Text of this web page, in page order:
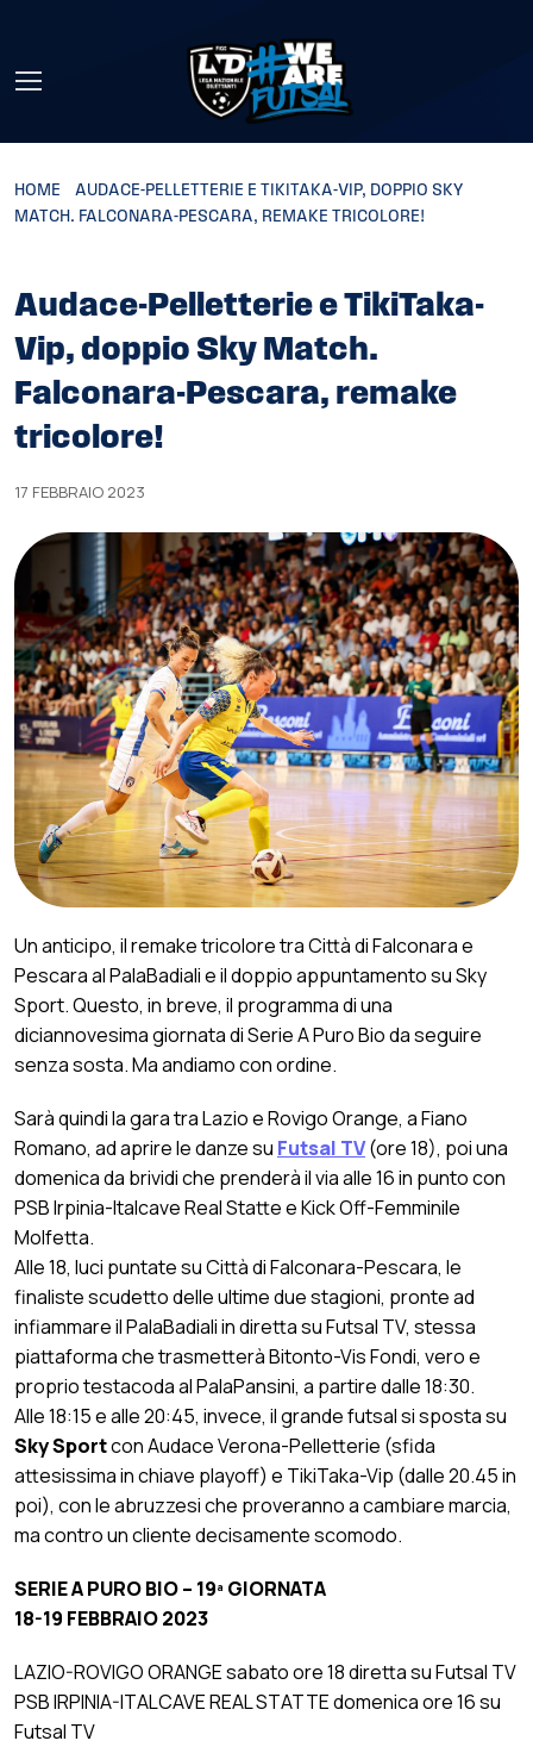
HOME
AUDACE-PELLETTERIE E TIKITAKA-VIP, DOPPIO SKY
MATCH. FALCONARA-PESCARA, REMAKE TRICOLORE!
Audace-Pelletterie e TikiTaka-
Vip, doppio Sky Match.
Falconara-Pescara, remake
tricolore!
17 FEBBRAIO 2023
Un anticipo, il remake tricolore tra Città di Falconara e
Pescara al PalaBadiali e il doppio appuntamento su Sky
Sport. Questo, in breve, il programma di una
diciannovesima giornata di Serie A Puro Bio da seguire
senza sosta. Ma andiamo con ordine.
Sarà quindi la gara tra Lazio e Rovigo Orange, a Fiano
Romano, ad aprire le danze su Futsal TV(ore 18), poi una
domenica da brividi che prenderà il via alle 16 in punto con
PSB Irpinia-Italcave Real Statte e Kick Off-Femminile
Molfetta.
Alle 18, luci puntate su Città di Falconara-Pescara, le
finaliste scudetto delle ultime due stagioni, pronte ad
infiammare il PalaBadiali in diretta su Futsal TV, stessa
piattaforma che trasmetterà Bitonto-Vis Fondi, vero e
proprio testacoda al PalaPansini, a partire dalle 18:30.
Alle 18:15 e alle 20:45, invece, il grande futsal si sposta su
Sky Sportcon Audace Verona-Pelletterie (sfida
attesissima in chiave playoff) e TikiTaka-Vip (dalle 20.45 in
poi), con le abruzzesi che proveranno a cambiare marcia,
ma contro un cliente decisamente scomodo.
SERIE A PURO BIO – 19ª GIORNATA
18-19 FEBBRAIO 2023
LAZIO-ROVIGO ORANGE sabato ore 18 diretta su Futsal TV
PSB IRPINIA-ITALCAVE REAL STATTE domenica ore 16 su
Futsal TV